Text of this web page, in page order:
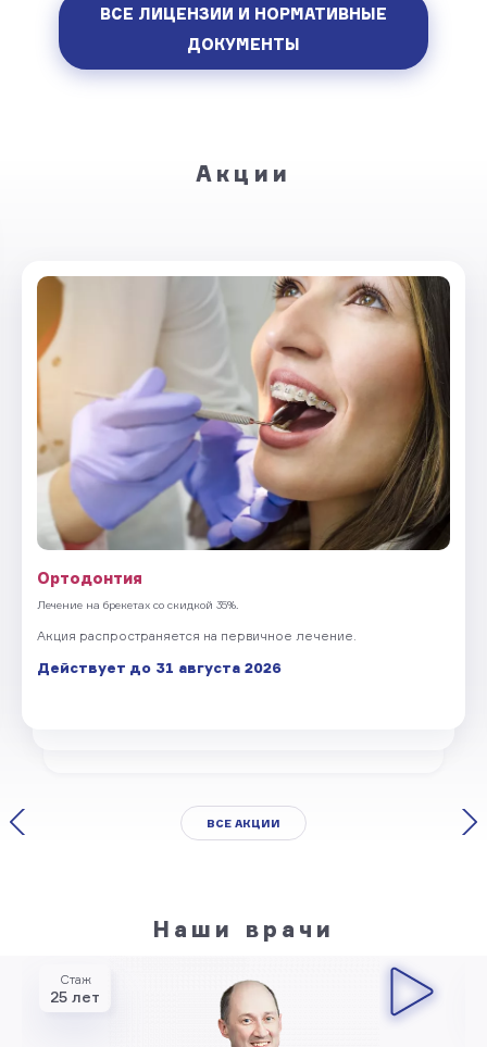
ВСЕ ЛИЦЕНЗИИ И НОРМАТИВНЫЕ
ДОКУМЕНТЫ
Акции
Ортодонтия
Лечение на брекетах со скидкой 35%.
Акция распространяется на первичное лечение.
Действует до 31 августа 2026
ВСЕ АКЦИИ
Наши врачи
Стаж
25 лет